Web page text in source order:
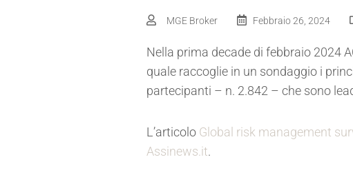
MGE Broker Febbraio 26, 2024
Nella prima decade di febbraio 2024
quale raccoglie in un sondaggio i
partecipanti – n. 2.842 – che sono
L’articolo Global risk management
Assinews.it.